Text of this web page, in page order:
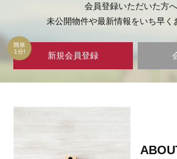
会員登録いただいた方へ
未公開物件や最新情報をいち早く
簡単
1分!
新規会員登録